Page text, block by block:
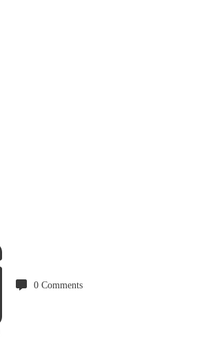
0 Comments